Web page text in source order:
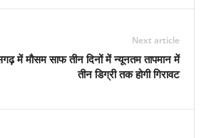
Next article
में मौसम साफ तीन दिनों में न्यूनतम तापमान में
तीन डिग्री तक होगी गिरावट